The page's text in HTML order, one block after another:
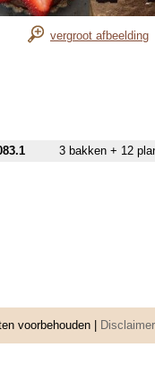
vergroot afbeelding
3 bakken + 12
voorbehouden | Disclaimer